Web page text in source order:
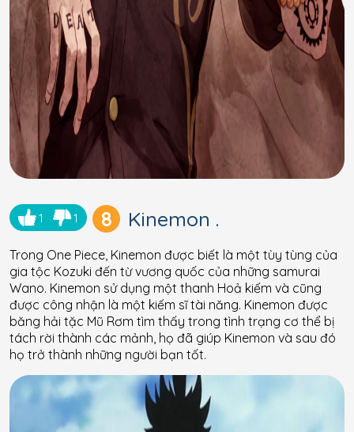
1 1 8 Kinemon .
Trong One Piece, Kinemon được biết là một tùy tùng của
gia tộc Kozuki đến từ vương quốc của những samurai
Wano. Kinemon sử dụng một thanh Hoả kiếm và cũng
được công nhận là một kiếm sĩ tài năng. Kinemon được
băng hải tặc Mũ Rơm tìm thấy trong tình trạng cơ thể bị
tách rời thành các mảnh, họ đã giúp Kinemon và sau đó
họ trở thành những người bạn tốt.